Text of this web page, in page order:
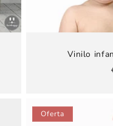
Vinilo
Oferta